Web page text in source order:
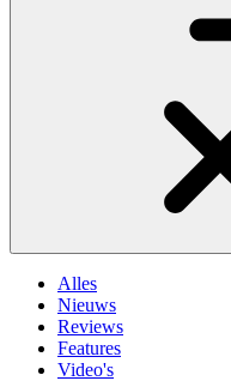
Alles
Nieuws
Reviews
Features
Video's